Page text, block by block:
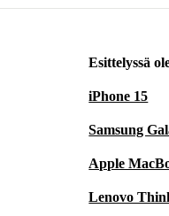
Esittelyssä
iPhone 15
Samsung
Apple
Lenovo